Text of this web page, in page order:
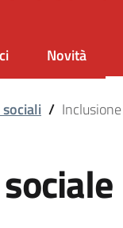
Novità
/